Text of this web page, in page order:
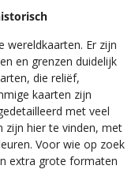
wereldkaarten. Er zijn
en grenzen duidelijk
die reliëf,
kaarten zijn
met veel
zijn hier te vinden, met
Voor wie op zoek
extra grote formaten